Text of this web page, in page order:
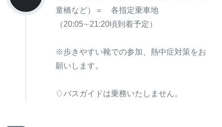
童橋など）＝ 各指定乗車地
（20:05∼21:20頃到着予定）
※歩きやすい靴での参加、熱中症対策をお
願いします。
♢バスガイドは乗務いたしません。